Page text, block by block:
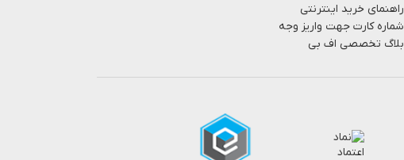
راهنمای خرید اینترنتی
شماره کارت جهت واریز وجه
بلاگ تخصصی اف بی